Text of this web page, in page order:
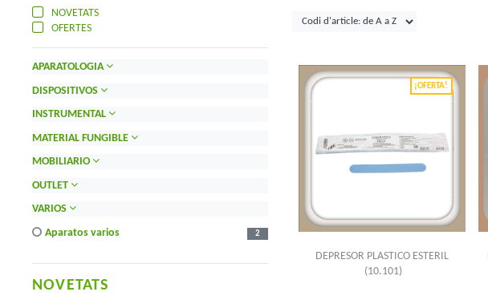
NOVETATS
OFERTES
APARATOLOGIA
DISPOSITIVOS
INSTRUMENTAL
MATERIAL FUNGIBLE
MOBILIARIO
OUTLET
VARIOS
aparatos varios
2
NOVETATS
¡OFERTA!
DEPRESOR PLASTICO ESTERIL
(10.101)